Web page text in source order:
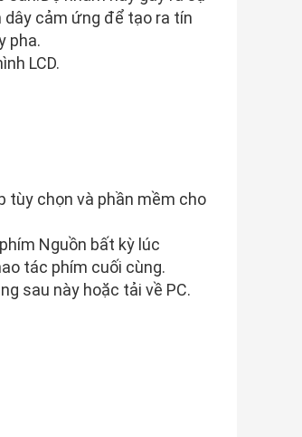
cảm ứng để tạo ra tín
pha.
LCD.
tùy chọn và phần mềm cho
Nguồn bất kỳ lúc
tác phím cuối cùng.
sau này hoặc tải về PC.